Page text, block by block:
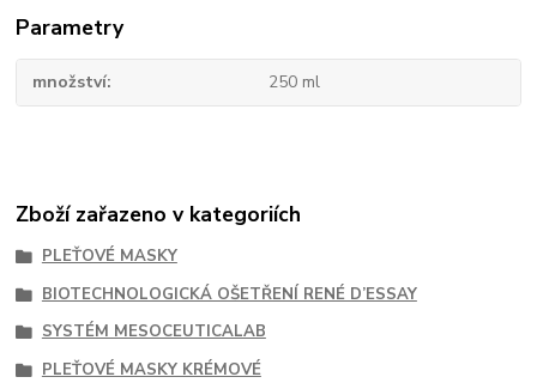
Parametry
množství 250 ml
Zboží zařazeno v kategoriích
PLEŤOVÉ MASKY
BIOTECHNOLOGICKÁ OŠETŘENÍ RENÉ D’ESSAY
SYSTÉM MESOCEUTICALAB
PLEŤOVÉ MASKY KRÉMOVÉ